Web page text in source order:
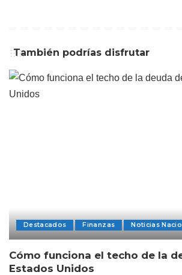
También podrías disfrutar
Destacados Finanzas Noticias
Cómo funciona el techo de la
Estados Unidos